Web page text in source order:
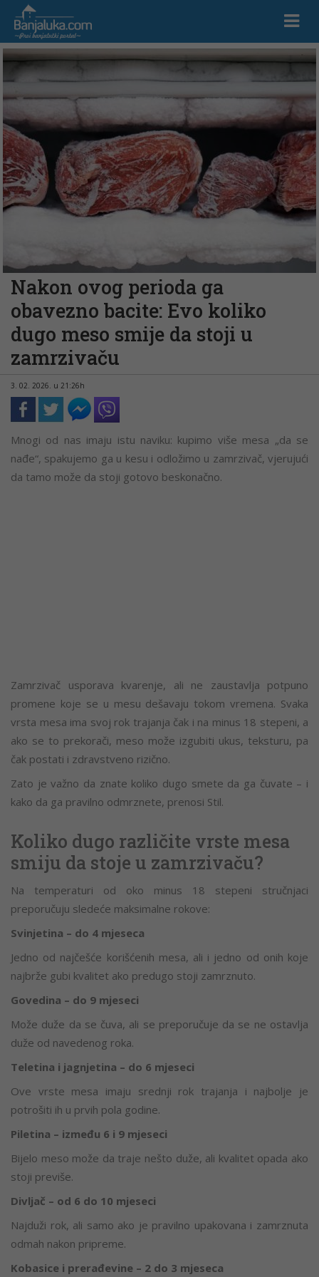
Nakon ovog perioda ga
obavezno bacite: Evo koliko
dugo meso smije da stoji u
zamrzivaču
3. 02. 2026. u 21:26h
Mnogi od nas imaju istu naviku: kupimo više mesa „da se
nađe“, spakujemo ga u kesu i odložimo u zamrzivač, vjerujući
da tamo može da stoji gotovo beskonačno.
Zamrzivač usporava kvarenje, ali ne zaustavlja potpuno
promene koje se u mesu dešavaju tokom vremena. Svaka
vrsta mesa ima svoj rok trajanja čak i na minus 18 stepeni, a
ako se to prekorači, meso može izgubiti ukus, teksturu, pa
čak postati i zdravstveno rizično.
Zato je važno da znate koliko dugo smete da ga čuvate – i
kako da ga pravilno odmrznete, prenosi Stil.
Koliko dugo različite vrste mesa
smiju da stoje u zamrzivaču?
Na temperaturi od oko minus 18 stepeni stručnjaci
preporučuju sledeće maksimalne rokove:
Svinjetina – do 4 mjeseca
Jedno od najčešće korišćenih mesa, ali i jedno od onih koje
najbrže gubi kvalitet ako predugo stoji zamrznuto.
Govedina – do 9 mjeseci
Može duže da se čuva, ali se preporučuje da se ne ostavlja
duže od navedenog roka.
Teletina i jagnjetina – do 6 mjeseci
Ove vrste mesa imaju srednji rok trajanja i najbolje je
potrošiti ih u prvih pola godine.
Piletina – između 6 i 9 mjeseci
Bijelo meso može da traje nešto duže, ali kvalitet opada ako
stoji previše.
Divljač – od 6 do 10 mjeseci
Najduži rok, ali samo ako je pravilno upakovana i zamrznuta
odmah nakon pripreme.
Kobasice i prerađevine – 2 do 3 mjeseca